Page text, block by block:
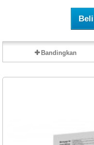
Beli
Bandingkan